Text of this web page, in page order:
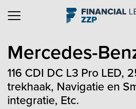
Navigation
Mercedes-
116 CDI DC L3 Pro LED,
trekhaak, Navigatie en
integratie, Etc.